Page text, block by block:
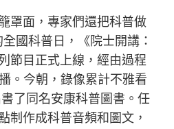
罩面，專家們還把科普做
國科普日，《院士開講：
節目正式上線，經由過程
。今朝，錄像累計不雅看
了同名安康科普圖書。任
制作成科普音頻和圖文，